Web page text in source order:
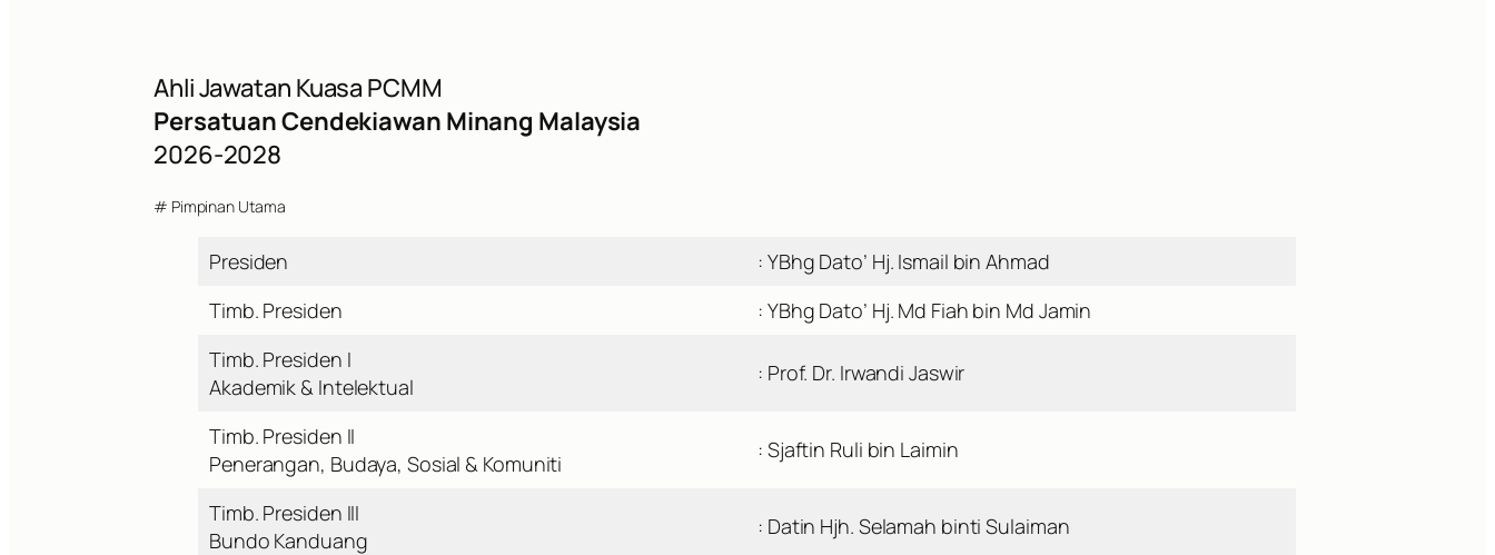
Ahli Jawatan Kuasa PCMM
Persatuan Cendekiawan Minang Malaysia
2026-2028
# Pimpinan Utama
Presiden
: YBhg Dato’ Hj. Ismail bin Ahmad
Timb. Presiden
: YBhg Dato’ Hj. Md Fiah bin Md Jamin
Timb. Presiden I
Akademik & Intelektual
: Prof. Dr. Irwandi Jaswir
Timb. Presiden II
Penerangan, Budaya, Sosial & Komuniti
: Sjaftin Ruli bin Laimin
Timb. Presiden III
Bundo Kanduang
: Datin Hjh. Selamah binti Sulaiman